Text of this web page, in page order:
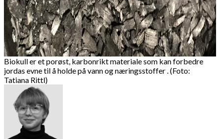
Biokull er et porøst, karbonrikt materiale som kan forbedre
jordas evne til å holde på vann og næringsstoffer . (Foto:
Tatiana Rittl)